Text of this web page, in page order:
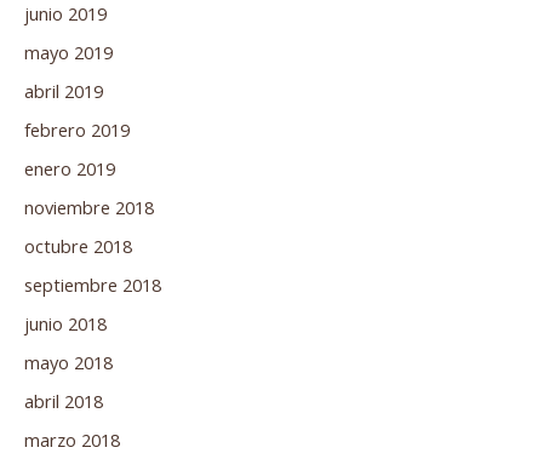
junio 2019
mayo 2019
abril 2019
febrero 2019
enero 2019
noviembre 2018
octubre 2018
septiembre 2018
junio 2018
mayo 2018
abril 2018
marzo 2018